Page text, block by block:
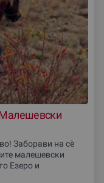
Заборави на сè
малешевски
Езеро и